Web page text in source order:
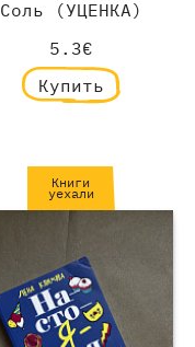
Соль (УЦЕНКА)
5.3€
Купить
Книги
уехали